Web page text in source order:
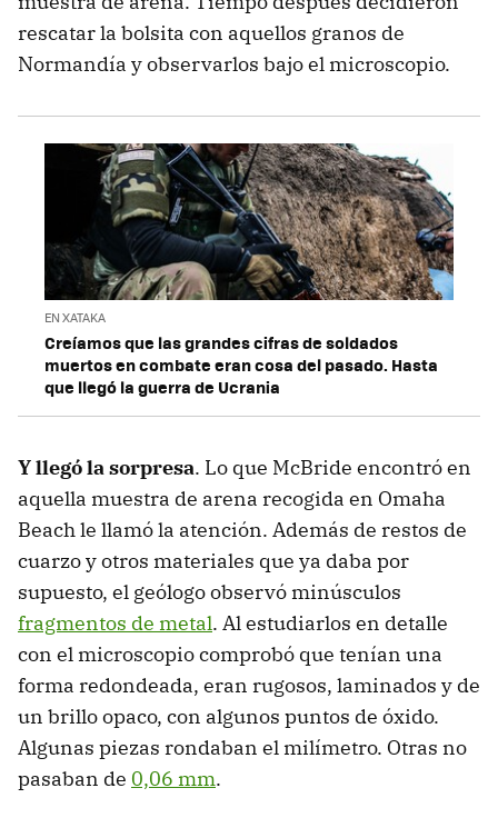
rescatar la bolsita con aquellos granos de
Normandía y observarlos bajo el microscopio.
EN XATAKA
Creíamos que las grandes cifras de soldados
muertos en combate eran cosa del pasado. Hasta
que llegó la guerra de Ucrania
Y llegó la sorpresa. Lo que McBride encontró en
aquella muestra de arena recogida en Omaha
Beach le llamó la atención. Además de restos de
cuarzo y otros materiales que ya daba por
supuesto, el geólogo observó minúsculos
fragmentos de metal. Al estudiarlos en detalle
con el microscopio comprobó que tenían una
forma redondeada, eran rugosos, laminados y de
un brillo opaco, con algunos puntos de óxido.
Algunas piezas rondaban el milímetro. Otras no
pasaban de 0,06 mm.